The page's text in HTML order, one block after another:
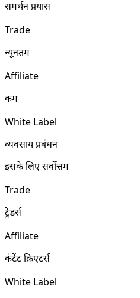
समर्थन प्रयास
Trade
न्यूनतम
Affiliate
कम
White Label
व्यवसाय प्रबंधन
इसके लिए सर्वोत्तम
Trade
ट्रेडर्स
Affiliate
कंटेंट क्रिएटर्स
White Label